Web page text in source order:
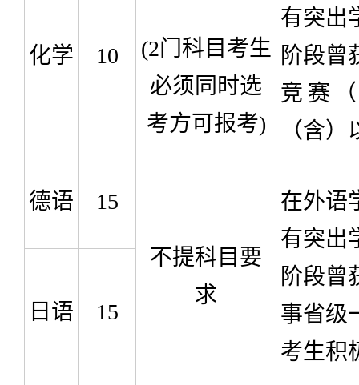
化学 10 (2门科目考生
必须同时选
考方可报考)
有突出
阶段曾
竞赛
（含
德语 15
不提科目要
求
在外语
有突出
阶段曾
事省级
考生积
日语 15